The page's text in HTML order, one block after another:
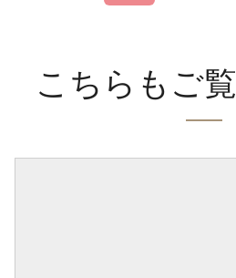
こちらもご